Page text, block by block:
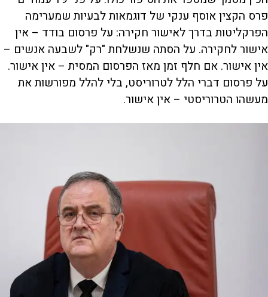
פרס הקצין אוסף ענקי של דוגמאות לבעיות שמערימה
הפרקליטות בדרך לאישור חקירה: על פרסום בודד – אין
אישור לחקירה. על הסתה שנשלחת "רק" לשבעה אנשים –
אין אישור. אם חלף זמן מאז הפרסום המסית – אין אישור.
על פרסום דברי הלל לטרוריסט, בלי להלל מפורשות את
מעשהו הטרוריסטי – אין אישור.